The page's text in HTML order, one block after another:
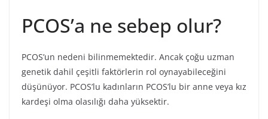
PCOS’a ne sebep olur?
PCOS’un nedeni bilinmemektedir. Ancak çoğu uzman
genetik dahil çeşitli faktörlerin rol oynayabileceğini
düşünüyor. PCOS’lu kadınların PCOS’lu bir anne veya kız
kardeşi olma olasılığı daha yüksektir.